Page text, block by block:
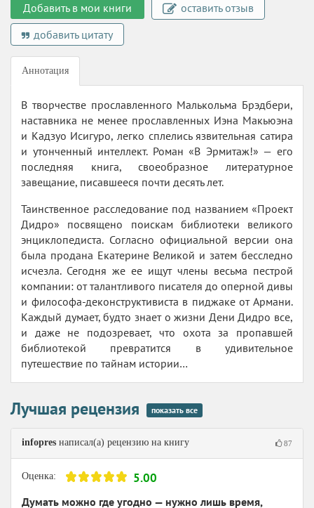
Добавить в мои книги
оставить отзыв
добавить цитату
Аннотация
В творчестве прославленного Малькольма Брэдбери,
наставника не менее прославленных Иэна Макьюэна
и Кадзуо Исигуро, легко сплелись язвительная сатира
и утонченный интеллект. Роман «В Эрмитаж!» — его
последняя книга, своеобразное литературное
завещание, писавшееся почти десять лет.
Таинственное расследование под названием «Проект
Дидро» посвящено поискам библиотеки великого
энциклопедиста. Согласно официальной версии она
была продана Екатерине Великой и затем бесследно
исчезла. Сегодня же ее ищут члены весьма пестрой
компании: от талантливого писателя до оперной дивы
и философа-деконструктивиста в пиджаке от Армани.
Каждый думает, будто знает о жизни Дени Дидро все,
и даже не подозревает, что охота за пропавшей
библиотекой превратится в удивительное
путешествие по тайнам истории…
Лучшая рецензия показать все
infopres написал(а) рецензию на книгу 87
Оценка: 5.00
Думать можно где угодно — нужно лишь время,